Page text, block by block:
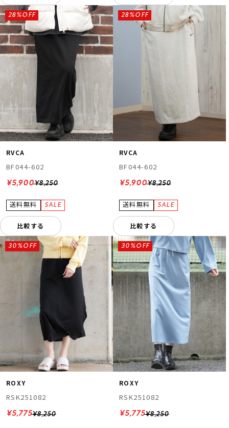
RVCA
BF044-602
¥8,250
28%OFF
¥5,900
比較する
RVCA
BF044-602
¥8,250
28%OFF
¥5,900
比較する
ROXY
RSK251082
¥8,250
30%OFF
¥5,775
ROXY
RSK251082
¥8,250
30%OFF
¥5,775